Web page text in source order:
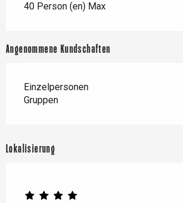
40 Person (en) Max
Angenommene Kundschaften
Einzelpersonen
Gruppen
Lokalisierung